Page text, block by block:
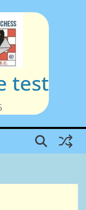
test